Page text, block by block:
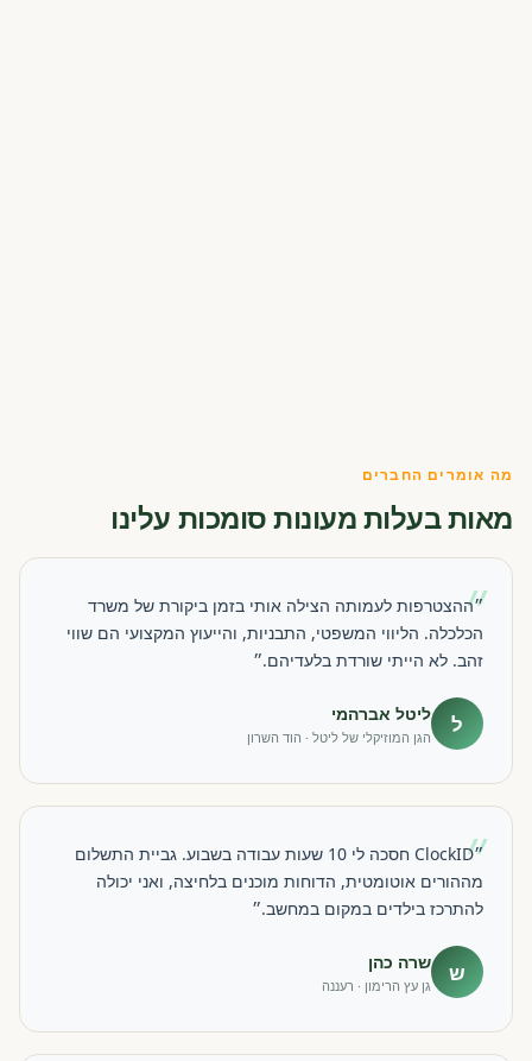
מה אומרים החברים
מאות בעלות מעונות סומכות עלינו
״
״ההצטרפות לעמותה הצילה אותי בזמן ביקורת של משרד
הכלכלה. הליווי המשפטי, התבניות, והייעוץ המקצועי הם שווי
זהב. לא הייתי שורדת בלעדיהם.״
ל ליטל אברהמי
הגן המוזיקלי של ליטל · הוד השרון
״
״ClockID חסכה לי 10 שעות עבודה בשבוע. גביית התשלום
מההורים אוטומטית, הדוחות מוכנים בלחיצה, ואני יכולה
להתרכז בילדים במקום במחשב.״
ש שרה כהן
גן עץ הרימון · רעננה